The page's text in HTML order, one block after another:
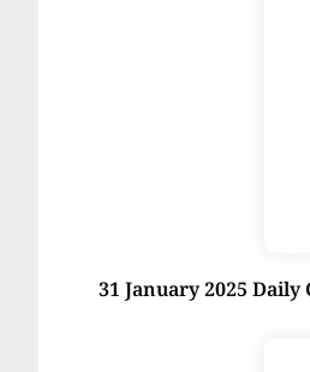
31 January 2025